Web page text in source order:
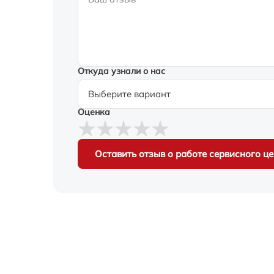
Откуда узнали о нас
Оценка
Оставить отзыв о работе сервисного